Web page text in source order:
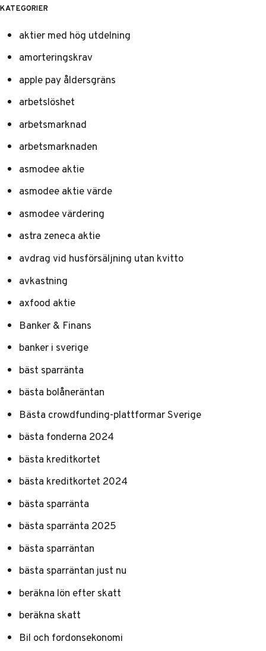
KATEGORIER
aktier med hög utdelning
amorteringskrav
apple pay åldersgräns
arbetslöshet
arbetsmarknad
arbetsmarknaden
asmodee aktie
asmodee aktie värde
asmodee värdering
astra zeneca aktie
avdrag vid husförsäljning utan kvitto
avkastning
axfood aktie
Banker & Finans
banker i sverige
bäst sparränta
bästa bolåneräntan
Bästa crowdfunding-plattformar Sverige
bästa fonderna 2024
bästa kreditkortet
bästa kreditkortet 2024
bästa sparränta
bästa sparränta 2025
bästa sparräntan
bästa sparräntan just nu
beräkna lön efter skatt
beräkna skatt
Bil och fordonsekonomi